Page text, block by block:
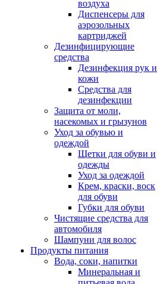
воздуха
Диспенсеры для
аэрозольных
картриджей
Дезинфицирующие
средства
Дезинфекция рук и
кожи
Средства для
дезинфекции
Защита от моли,
насекомых и грызунов
Уход за обувью и
одеждой
Щетки для обуви и
одежды
Уход за одеждой
Крем, краски, воск
для обуви
Губки для обуви
Чистящие средства для
автомобиля
Шампуни для волос
Продукты питания
Вода, соки, напитки
Минеральная и